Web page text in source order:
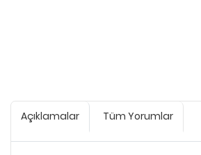
Açıklamalar Tüm Yorumlar